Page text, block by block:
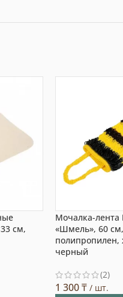
см,
Мочалка-
«Шмель», 60 см,
полипропилен,
черный
(2)
1 300₸/ шт.